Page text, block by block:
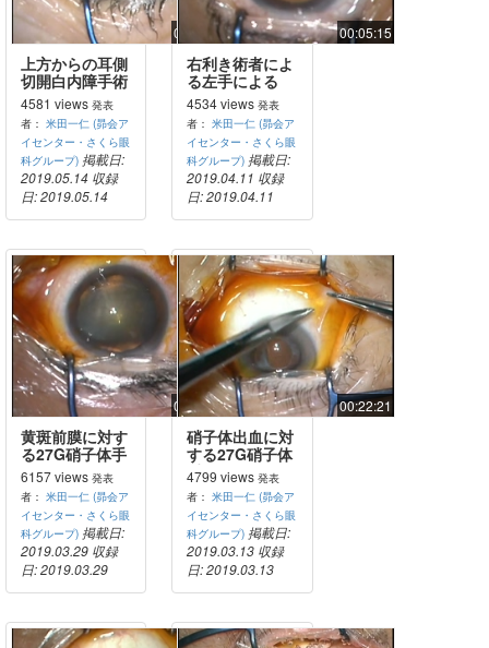
00:04:38
上方からの耳側
切開白内障手術
4581 views 発表
者： 米田一仁 (昴会ア
イセンター・さくら眼
科グループ) 掲載日:
2019.05.14 収録
日: 2019.05.14
00:05:15
右利き術者によ
る左手による
US操作による
白内障手術
4534 views 発表
者：米田一仁 (昴会ア
イセンター・さくら眼
科グループ) 掲載日:
2019.04.11 収録
日: 2019.04.11
00:20:05
黄斑前膜に対す
る27G硝子体手
術
6157 views 発表
者： 米田一仁 (昴会ア
イセンター・さくら眼
科グループ) 掲載日:
2019.03.29 収録
日: 2019.03.29
00:22:21
硝子体出血に対
する27G硝子体
手術
4799 views 発表
者：米田一仁 (昴会ア
イセンター・さくら眼
科グループ) 掲載日:
2019.03.13 収録
日: 2019.03.13